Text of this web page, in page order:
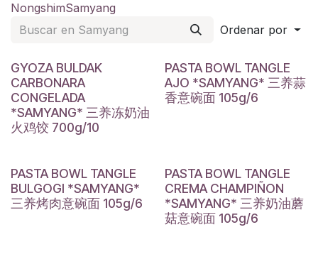
NongshimSamyang
Ordenar por
GYOZA BULDAK
CARBONARA
CONGELADA
*SAMYANG* 三养冻奶油
火鸡饺 700g/10
PASTA BOWL TANGLE
AJO *SAMYANG* 三养蒜
香意碗面 105g/6
PASTA BOWL TANGLE
BULGOGI *SAMYANG*
三养烤肉意碗面 105g/6
PASTA BOWL TANGLE
CREMA CHAMPIÑON
*SAMYANG* 三养奶油蘑
菇意碗面 105g/6